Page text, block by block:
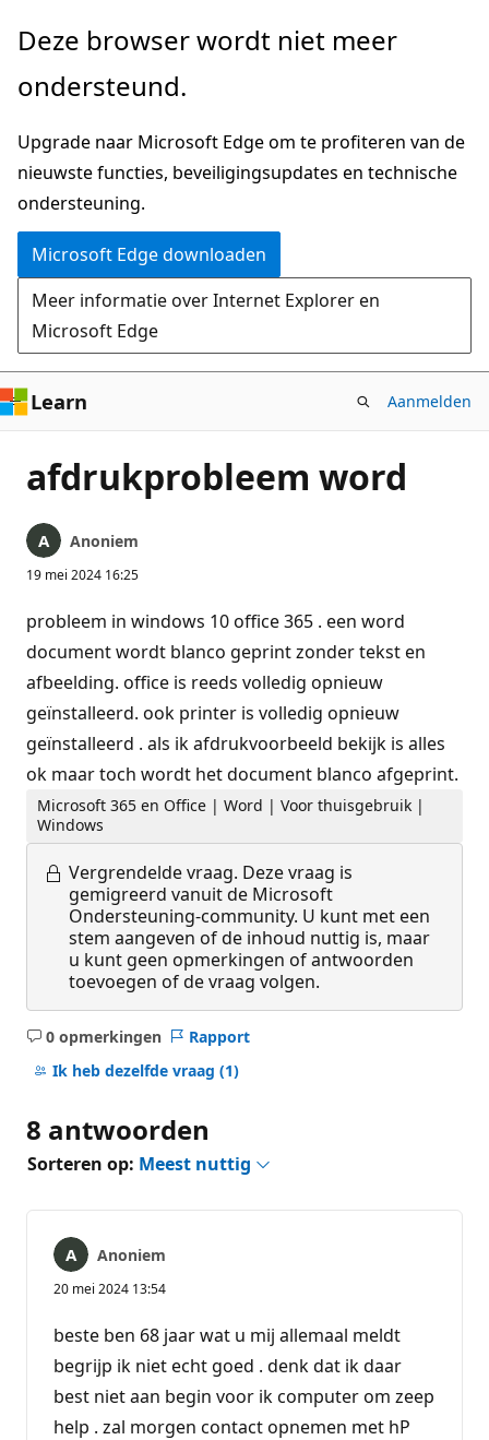
Naar
gaan
Deze browser wordt niet meer
ondersteund.
Upgrade naar Microsoft Edge om te profiteren van de
nieuwste functies, beveiligingsupdates en technische
ondersteuning.
Microsoft Edge downloaden
Meer informatie over Internet Explorer en
Microsoft Edge
Learn Aanmelden
afdrukprobleem word
Anoniem
19 mei 2024 16:25
probleem in windows 10 office 365 . een word
document wordt blanco geprint zonder tekst en
afbeelding. office is reeds volledig opnieuw
geïnstalleerd. ook printer is volledig opnieuw
geïnstalleerd . als ik afdrukvoorbeeld bekijk is alles
ok maar toch wordt het document blanco afgeprint.
Microsoft 365 en Office | Word | Voor thuisgebruik |
Windows
Vergrendelde vraag. Deze vraag is
gemigreerd vanuit de Microsoft
Ondersteuning-community. U kunt met een
stem aangeven of de inhoud nuttig is, maar
u kunt geen opmerkingen of antwoorden
toevoegen of de vraag volgen.
0 opmerkingen
Geen
opmerkingen
Rapport
Ik heb dezelfde vraag (1)
8 antwoorden
Sorteren op: Meest nuttig
Anoniem
20 mei 2024 13:54
beste ben 68 jaar wat u mij allemaal meldt
begrijp ik niet echt goed . denk dat ik daar
best niet aan begin voor ik computer om zeep
help . zal morgen contact opnemen met hP